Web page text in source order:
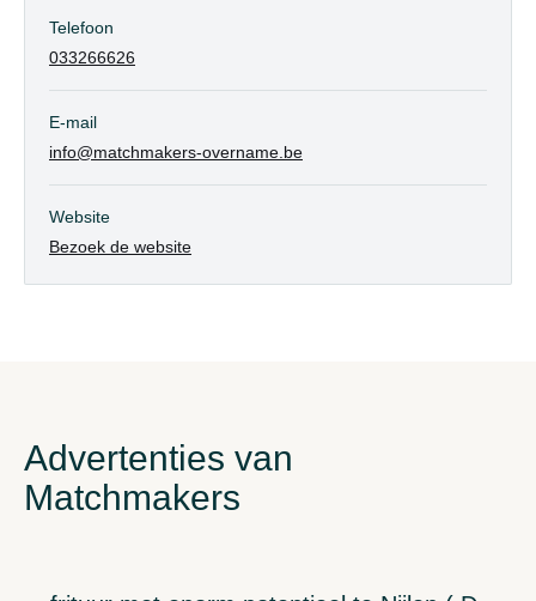
Telefoon
033266626
E-mail
info@matchmakers-overname.be
Website
Bezoek de website
Advertenties van
Matchmakers